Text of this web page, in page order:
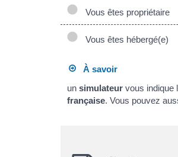
Vous êtes propriétaire
Vous êtes hébergé(e)
À savoir
unsimulateur vous indique
française. Vous pouvez